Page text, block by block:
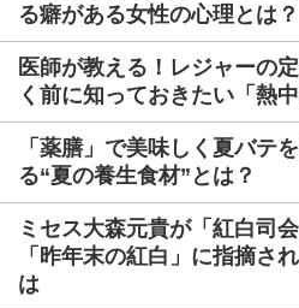
る癖がある女性の心理とは？
医師が教える！レジャーの
く前に知っておきたい「熱
「薬膳」で美味しく夏バテ
る“夏の養生食材”とは？
ミセス大森元貴が「紅白司
「昨年末の紅白」に指摘さ
は